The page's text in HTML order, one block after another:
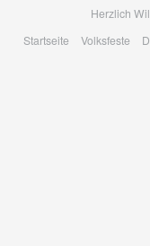
main
Herzlich
Startseite
Volksfeste